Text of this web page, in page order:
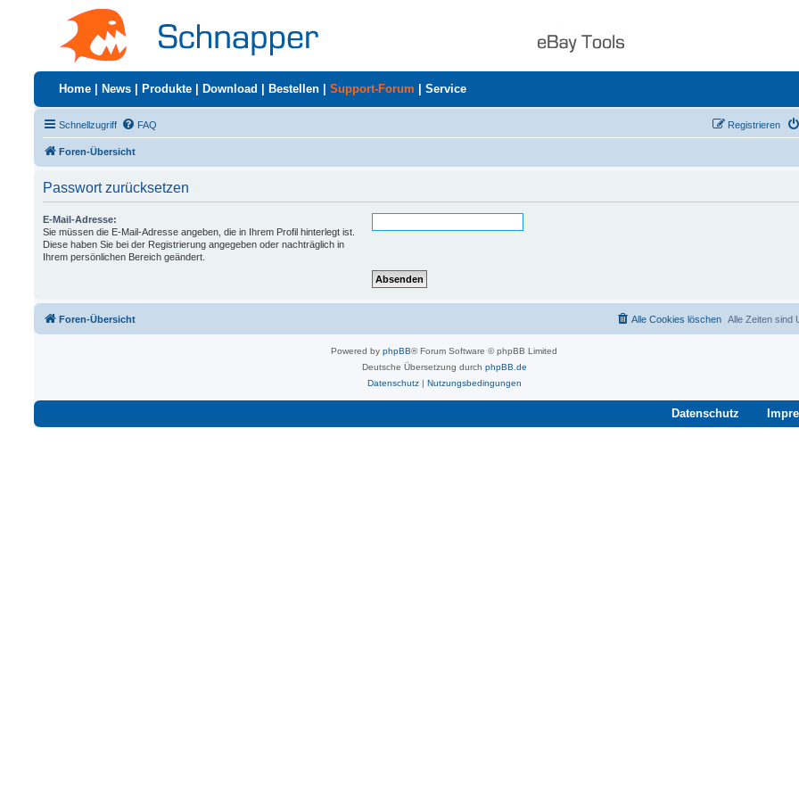
Home News Produkte Download Bestellen Support-Forum Service
Schnellzugriff FAQ Registrieren
Foren-Übersicht
Passwort zurücksetzen
E-Mail-Adresse:
Sie müssen die E-Mail-Adresse angeben, die in Ihrem Profil hinterlegt ist.
Diese haben Sie bei der Registrierung angegeben oder nachträglich in
Ihrem persönlichen Bereich geändert.
Foren-Übersicht Alle Zeiten sind
Alle Cookies löschen
Powered by phpBB® Forum Software © phpBB Limited
Deutsche Übersetzung durch phpBB.de
Datenschutz| Nutzungsbedingungen
Datenschutz